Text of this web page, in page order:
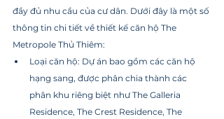
đầy đủ nhu cầu của cư dân. Dưới đây là một số
thông tin chi tiết về thiết kế căn hộ The
Metropole Thủ Thiêm:
Loại căn hộ: Dự án bao gồm các căn hộ
hạng sang, được phân chia thành các
phân khu riêng biệt như The Galleria
Residence, The Crest Residence, The